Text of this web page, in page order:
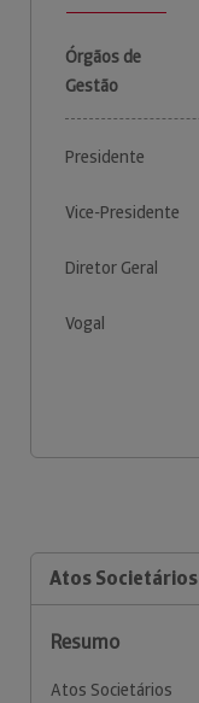
Órgãos de
Gestão
Presidente
Vice-Presidente
Diretor Geral
Vogal
Atos Societários
Resumo
Atos Societários